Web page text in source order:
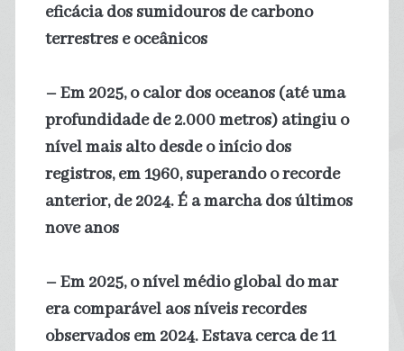
eficácia dos sumidouros de carbono
terrestres e oceânicos
– Em 2025, o calor dos oceanos (até uma
profundidade de 2.000 metros) atingiu o
nível mais alto desde o início dos
registros, em 1960, superando o recorde
anterior, de 2024. É a marcha dos últimos
nove anos
– Em 2025, o nível médio global do mar
era comparável aos níveis recordes
observados em 2024. Estava cerca de 11